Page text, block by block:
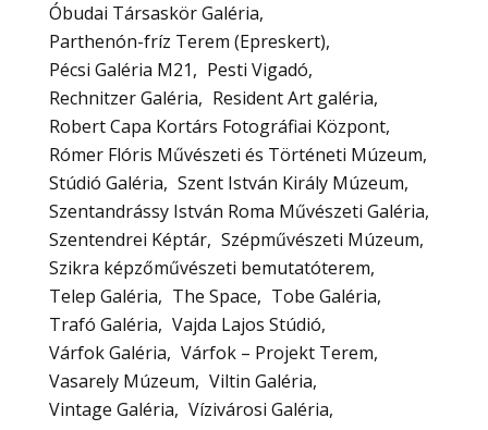
Óbudai Társaskör Galéria
Parthenón-fríz Terem (Epreskert)
Pécsi Galéria M21
Pesti Vigadó
Rechnitzer Galéria
Resident Art galéria
Robert Capa Kortárs Fotográfiai Központ
Rómer Flóris Művészeti és Történeti Múzeum
Stúdió Galéria
Szent István Király Múzeum
Szentandrássy István Roma Művészeti Galéria
Szentendrei Képtár Szépművészeti Múzeum
Szikra képzőművészeti bemutatóterem
Telep Galéria
The Space
Tobe Galéria
Trafó Galéria
Vajda Lajos Stúdió
Várfok Galéria
Várfok – Projekt Terem
Vasarely Múzeum
Viltin Galéria
Vintage Galéria
Vízivárosi Galéria